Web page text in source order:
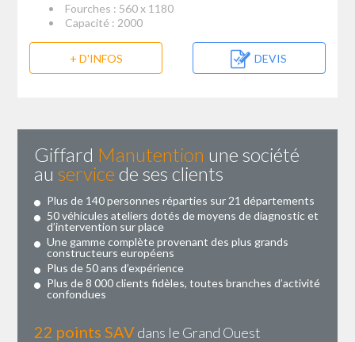
Fourches : 560 x 1180
Capacité : 2000
+ D'INFOS DEVIS
Giffard Manutention une société
au service de ses clients
Plus de 140 personnes réparties sur 21 départements
50 véhicules ateliers dotés de moyens de diagnostic et
d’intervention sur place
Une gamme complète provenant des plus grands
constructeurs européens
Plus de 50 ans d’expérience
Plus de 8 000 clients fidèles, toutes branches d’activité
confondues
22 points SAVdans le Grand Ouest